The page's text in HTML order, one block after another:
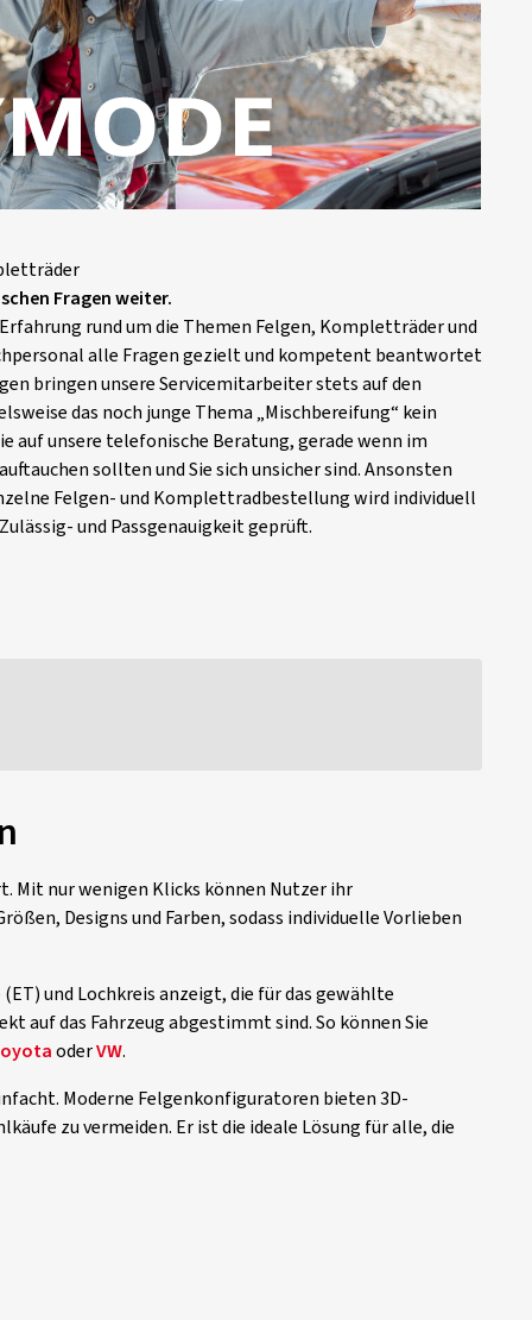
Fragen weiter.
rund um die Themen Felgen, Kompletträder und
alle Fragen gezielt und kompetent beantwortet
bringen unsere Servicemitarbeiter stets auf den
das noch junge Thema „Mischbereifung“ kein
auf unsere telefonische Beratung, gerade wenn im
sollten und Sie sich unsicher sind. Ansonsten
Felgen- und Komplettradbestellung wird individuell
und Passgenauigkeit geprüft.
Mit nur wenigen Klicks können Nutzer ihr
Designs und Farben, sodass individuelle Vorlieben
und Lochkreis anzeigt, die für das gewählte
auf das Fahrzeug abgestimmt sind. So können Sie
oderVW.
Moderne Felgenkonfiguratoren bieten 3D-
zu vermeiden. Er ist die ideale Lösung für alle, die